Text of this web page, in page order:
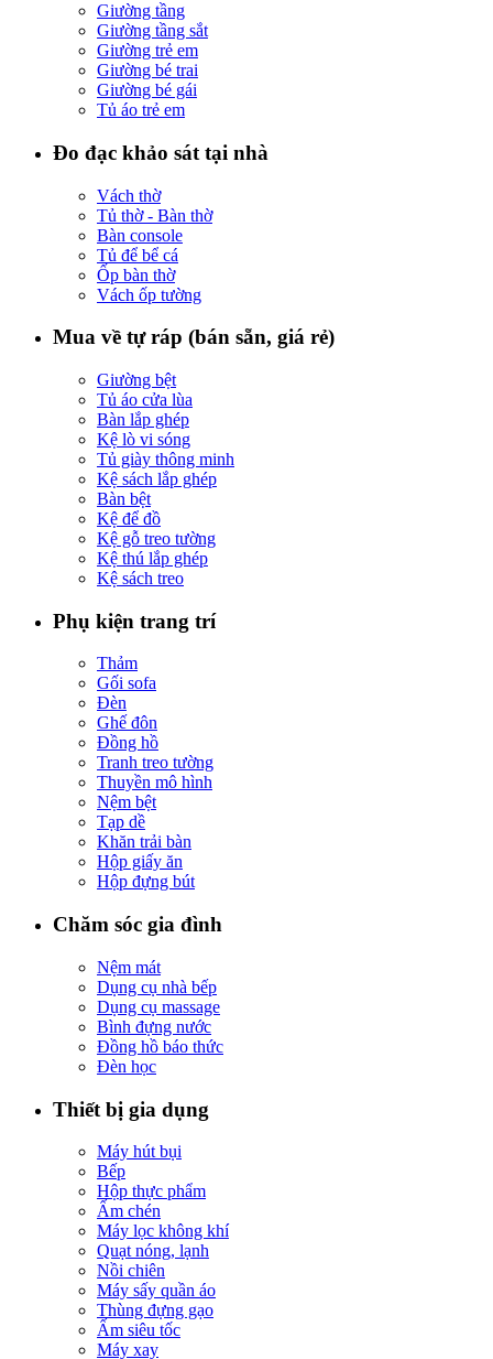
Giường tầng
Giường tầng sắt
Giường trẻ em
Giường bé trai
Giường bé gái
Tủ áo trẻ em
Đo đạc khảo sát tại nhà
Vách thờ
Tủ thờ - Bàn thờ
Bàn console
Tủ để bể cá
Ốp bàn thờ
Vách ốp tường
Mua về tự ráp (bán sẵn, giá rẻ)
Giường bệt
Tủ áo cửa lùa
Bàn lắp ghép
Kệ lò vi sóng
Tủ giày thông minh
Kệ sách lắp ghép
Bàn bệt
Kệ để đồ
Kệ gỗ treo tường
Kệ thú lắp ghép
Kệ sách treo
Phụ kiện trang trí
Thảm
Gối sofa
Đèn
Ghế đôn
Đồng hồ
Tranh treo tường
Thuyền mô hình
Nệm bệt
Tạp dề
Khăn trải bàn
Hộp giấy ăn
Hộp đựng bút
Chăm sóc gia đình
Nệm mát
Dụng cụ nhà bếp
Dụng cụ massage
Bình đựng nước
Đồng hồ báo thức
Đèn học
Thiết bị gia dụng
Máy hút bụi
Bếp
Hộp thực phẩm
Ấm chén
Máy lọc không khí
Quạt nóng, lạnh
Nồi chiên
Máy sấy quần áo
Thùng đựng gạo
Ấm siêu tốc
Máy xay